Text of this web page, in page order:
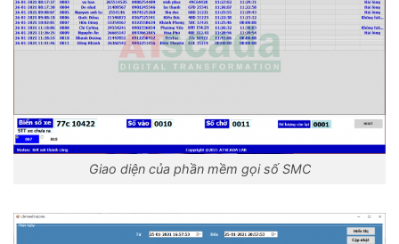
Giao diện của phần mềm gọi số SMC